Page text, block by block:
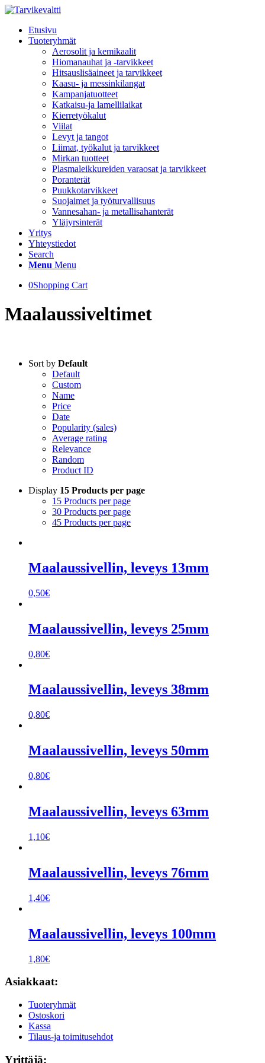
Etusivu
Tuoteryhmät
Aerosolit ja kemikaalit
Hiomanauhat ja -tarvikkeet
Hitsauslisäaineet ja tarvikkeet
Kaasu- ja messinkilangat
Kampanjatuotteet
Katkaisu-ja lamellilaikat
Kierretyökalut
Viilat
Levyt ja tangot
Liimat, työkalut ja tarvikkeet
Mirkan tuotteet
Plasmaleikkureiden varaosat ja tarvikkeet
Poranterät
Puukkotarvikkeet
Suojaimet ja työturvallisuus
Vannesahan- ja metallisahanterät
Yläjyrsinterät
Yritys
Yhteystiedot
Search
Menu Menu
0Shopping Cart
Maalaussiveltimet
Sort by Default
Default
Custom
Name
Price
Date
Popularity (sales)
Average rating
Relevance
Random
Product ID
Display 15 Products per page
15 Products per page
30 Products per page
45 Products per page
Maalaussivellin, leveys 13mm
0,50€
Maalaussivellin, leveys 25mm
0,80€
Maalaussivellin, leveys 38mm
0,80€
Maalaussivellin, leveys 50mm
0,80€
Maalaussivellin, leveys 63mm
1,10€
Maalaussivellin, leveys 76mm
1,40€
Maalaussivellin, leveys 100mm
1,80€
Asiakkaat:
Tuoteryhmät
Ostoskori
Kassa
Tilaus-ja toimitusehdot
Yrittäjä: